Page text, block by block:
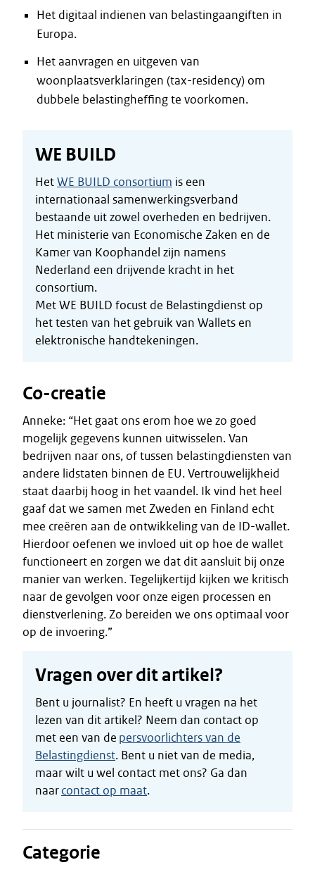
Het digitaal indienen van belastingaangiften in
Europa.
Het aanvragen en uitgeven van
woonplaatsverklaringen (tax-residency) om
dubbele belastingheffing te voorkomen.
WE BUILD
HetWE BUILD consortium is een
internationaal samenwerkingsverband
bestaande uit zowel overheden en bedrijven.
Het ministerie van Economische Zaken en de
Kamer van Koophandel zijn namens
Nederland een drijvende kracht in het
consortium.
Met WE BUILD focust de Belastingdienst op
het testen van het gebruik van Wallets en
elektronische handtekeningen.
Co-creatie
Anneke: “Het gaat ons erom hoe we zo goed
mogelijk gegevens kunnen uitwisselen. Van
bedrijven naar ons, of tussen belastingdiensten van
andere lidstaten binnen de EU. Vertrouwelijkheid
staat daarbij hoog in het vaandel. Ik vind het heel
gaaf dat we samen met Zweden en Finland echt
mee creëren aan de ontwikkeling van de ID-wallet.
Hierdoor oefenen we invloed uit op hoe de wallet
functioneert en zorgen we dat dit aansluit bij onze
manier van werken. Tegelijkertijd kijken we kritisch
naar de gevolgen voor onze eigen processen en
dienstverlening. Zo bereiden we ons optimaal voor
op de invoering.”
Vragen over dit artikel?
Bent u journalist? En heeft u vragen na het
lezen van dit artikel? Neem dan contact op
met een van de persvoorlichters van de
Belastingdienst. Bent u niet van de media,
maar wilt u wel contact met ons? Ga dan
naarcontact op maat.
Categorie